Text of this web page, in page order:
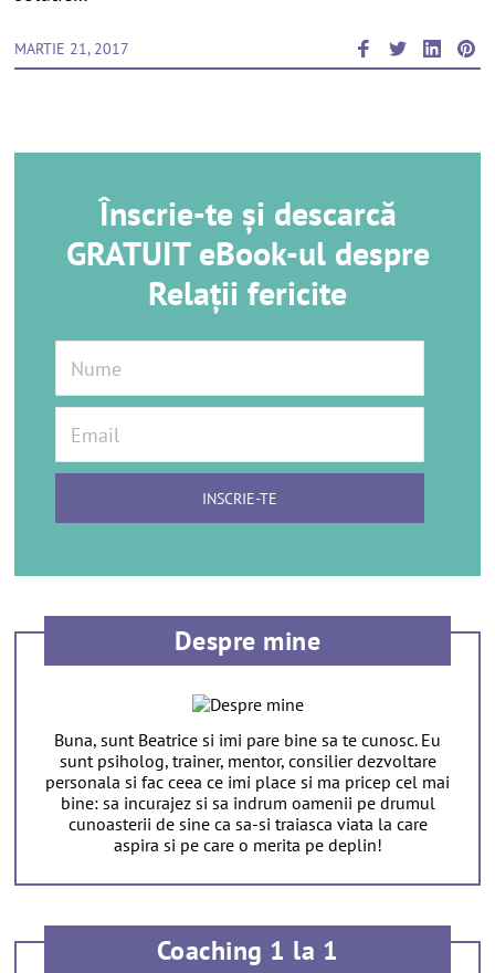
MARTIE 21, 2017
Înscrie-te și descarcă
GRATUIT eBook-ul despre
Relații fericite
Despre mine
Buna, sunt Beatrice si imi pare bine sa te cunosc. Eu
sunt psiholog, trainer, mentor, consilier dezvoltare
personala si fac ceea ce imi place si ma pricep cel mai
bine: sa incurajez si sa indrum oamenii pe drumul
cunoasterii de sine ca sa-si traiasca viata la care
aspira si pe care o merita pe deplin!
Coaching 1 la 1